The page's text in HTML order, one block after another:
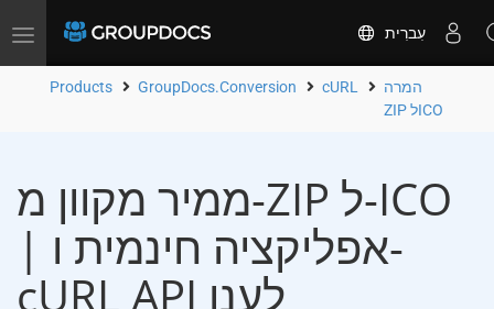
Toggle
עִברִית
Products GroupDocs.Conversion cURL
המרה
ZIP לICO
ממיר מקוון מ-ZIP ל-ICO
| אפליקציה חינמית ו-
cURL API לענן